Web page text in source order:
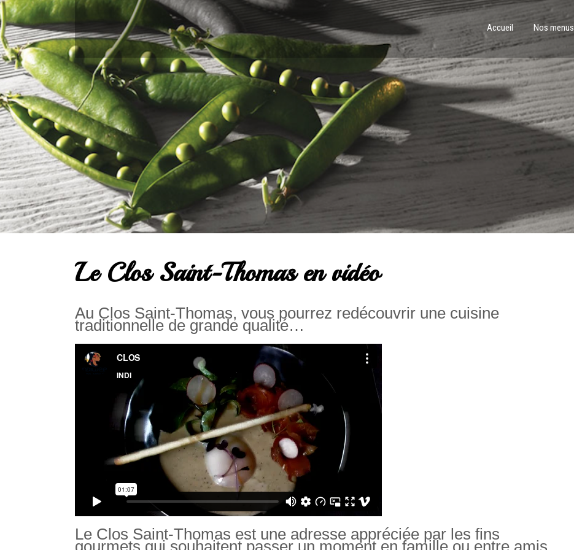
Accueil Nos menus
Le Clos Saint-Thomas en vidéo
Au Clos Saint-Thomas, vous pourrez redécouvrir une cuisine
traditionnelle de grande qualité…
Le Clos Saint-Thomas est une adresse appréciée par les fins
gourmets qui souhaitent passer un moment en famille ou entre amis…